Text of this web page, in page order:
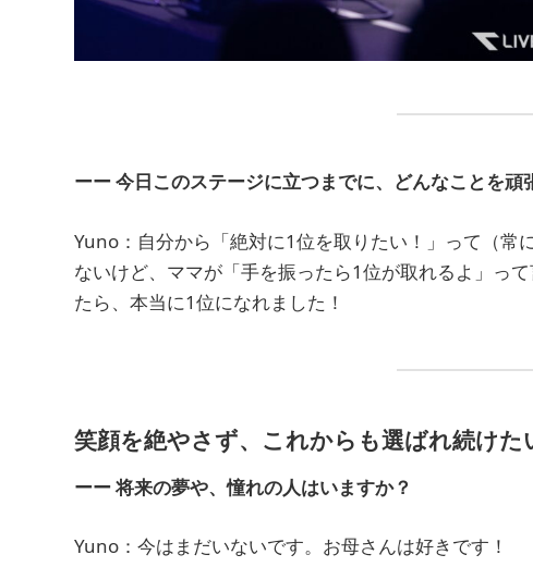
ーー 今日このステージに立つまでに、どんなことを頑
Yuno：自分から「絶対に1位を取りたい！」って（常
ないけど、ママが「手を振ったら1位が取れるよ」っ
たら、本当に1位になれました！
笑顔を絶やさず、これからも選ばれ続けた
ーー 将来の夢や、憧れの人はいますか？
Yuno：今はまだいないです。お母さんは好きです！